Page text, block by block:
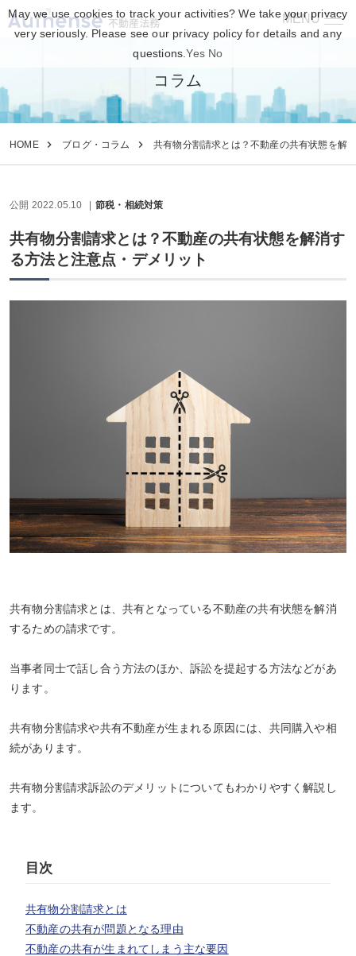
MENU
不動産法務
コラム
HOME ブログ・コラム 共有物分割請求とは？不動産の共有状態を解
公開 2022.05.10 節税・相続対策
共有物分割請求とは？不動産の共有状態を解消す
る方法と注意点・デメリット
共有物分割請求とは、共有となっている不動産の共有状態を解消
するための請求です。
当事者同士で話し合う方法のほか、訴訟を提起する方法などがあ
ります。
共有物分割請求や共有不動産が生まれる原因には、共同購入や相
続があります。
共有物分割請求訴訟のデメリットについてもわかりやすく解説し
ます。
目次
共有物分割請求とは
不動産の共有が問題となる理由
不動産の共有が生まれてしまう主な要因
May we use cookies to track your activities? We take your privacy
very seriously. Please see our privacy policy for details and any
questions.Yes No